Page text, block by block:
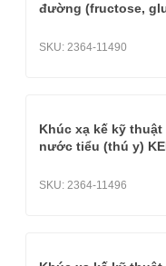
đường (fructose,
SKU: 2364-11490
Khúc xạ kế kỹ
nước tiểu (thú y)
SKU: 2364-11496